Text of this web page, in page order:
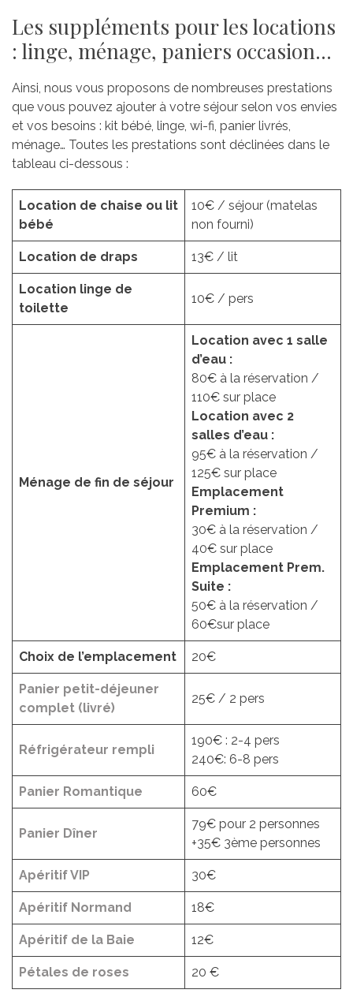
Les suppléments pour les locations
: linge, ménage, paniers occasion…
Ainsi, nous vous proposons de nombreuses prestations
que vous pouvez ajouter à votre séjour selon vos envies
et vos besoins : kit bébé, linge, wi-fi, panier livrés,
ménage… Toutes les prestations sont déclinées dans le
tableau ci-dessous :
Location de chaise ou lit
bébé
10€ / séjour (matelas
non fourni)
Location de draps 13€ / lit
Location linge de
toilette
10€ / pers
Ménage de fin de séjour
Location avec 1 salle
d’eau :
80€ à la réservation /
110€ sur place
Location avec 2
salles d’eau :
95€ à la réservation /
125€ sur place
Emplacement
Premium :
30€ à la réservation /
40€ sur place
Emplacement Prem.
Suite :
50€ à la réservation /
60€sur place
Choix de l’emplacement 20€
Panier petit-déjeuner
complet (livré)
25€ / 2 pers
Réfrigérateur rempli
190€ : 2-4 pers
240€: 6-8 pers
Panier Romantique 60€
Panier Dîner
79€ pour 2 personnes
+35€ 3ème personnes
Apéritif VIP 30€
Apéritif Normand 18€
Apéritif de la Baie 12€
Pétales de roses 20 €